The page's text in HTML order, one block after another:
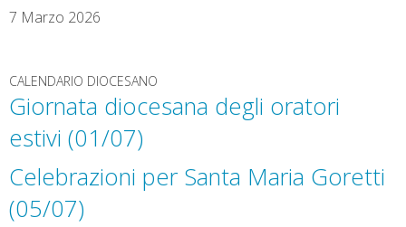
7 Marzo 2026
CALENDARIO DIOCESANO
Giornata diocesana degli oratori
estivi (01/07)
Celebrazioni per Santa Maria Goretti
(05/07)